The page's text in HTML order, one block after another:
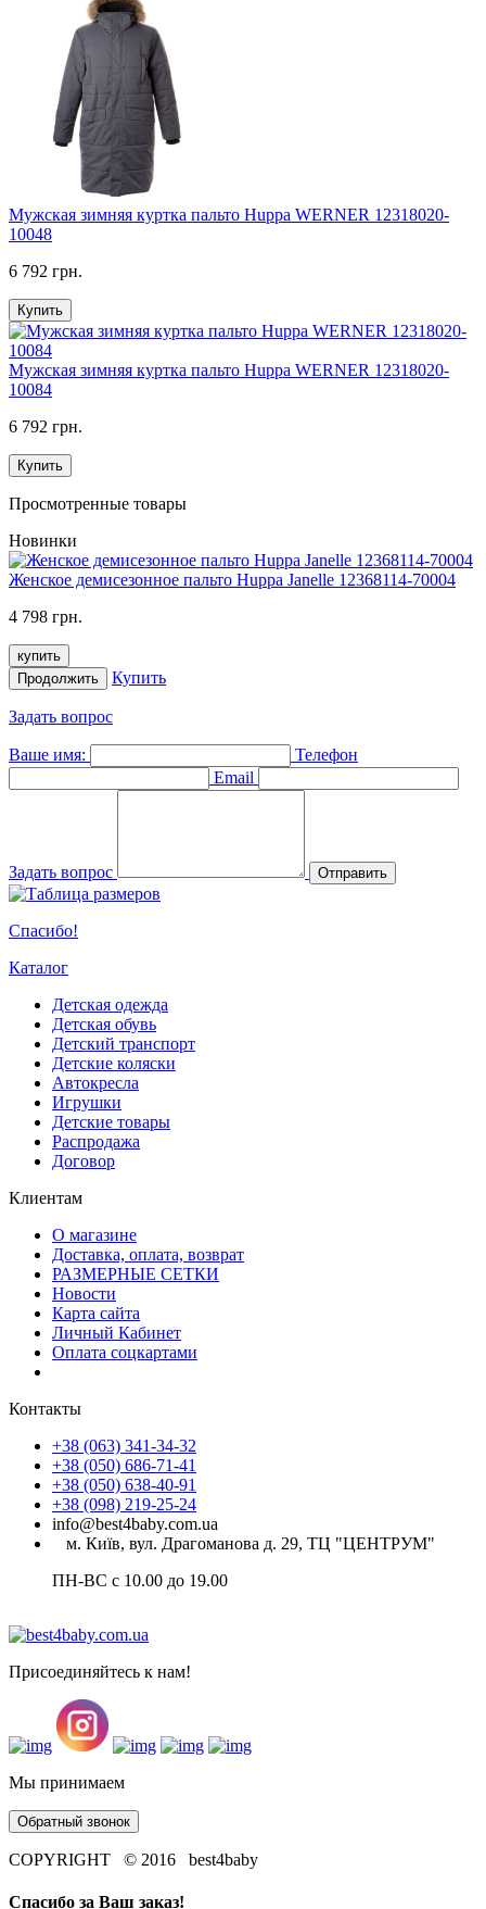
Мужская зимняя куртка пальто Huppa WERNER 12318020-
10048
6 792 грн.
Купить
Мужская зимняя куртка пальто Huppa WERNER 12318020-
10084
6 792 грн.
Купить
Просмотренные товары
Новинки
Женское демисезонное пальто Huppa Janelle 12368114-70004
4 798 грн.
купить
Продолжить
Купить
Задать вопрос
Ваше имя:
Телефон
Email
Задать вопрос Отправить
Спасибо!
Каталог
Детская одежда
Детская обувь
Детский транспорт
Детские коляски
Автокресла
Игрушки
Детские товары
Распродажа
Договор
Клиентам
О магазине
Доставка, оплата, возврат
РАЗМЕРНЫЕ СЕТКИ
Новости
Карта сайта
Личный Кабинет
Оплата соцкартами
Контакты
+38 (063) 341-34-32
+38 (050) 686-71-41
+38 (050) 638-40-91
+38 (098) 219-25-24
info@best4baby.com.ua
м. Київ, вул. Драгоманова д. 29, ТЦ "ЦЕНТРУМ"
ПН-ВС с 10.00 до 19.00
Присоединяйтесь к нам!
Мы принимаем
Обратный звонок
COPYRIGHT © 2016 best4baby
Спасибо за Ваш заказ!